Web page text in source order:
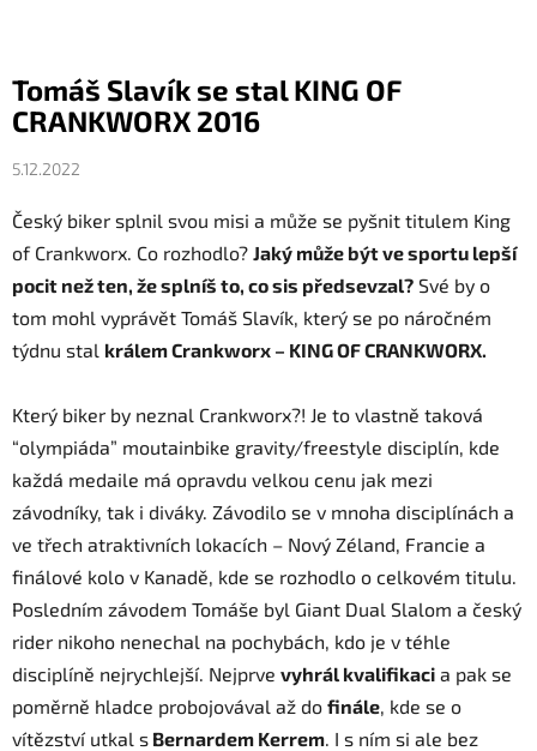
Tomáš Slavík se stal KING OF
CRANKWORX 2016
5.12.2022
Český biker splnil svou misi a může se pyšnit titulem King
of Crankworx. Co rozhodlo? Jaký může být ve sportu lepší
pocit než ten, že splníš to, co sis předsevzal? Své by o
tom mohl vyprávět Tomáš Slavík, který se po náročném
týdnu stal králem Crankworx – KING OF CRANKWORX.
Který biker by neznal Crankworx?! Je to vlastně taková
“olympiáda” moutainbike gravity/freestyle disciplín, kde
každá medaile má opravdu velkou cenu jak mezi
závodníky, tak i diváky. Závodilo se v mnoha disciplínách a
ve třech atraktivních lokacích – Nový Zéland, Francie a
finálové kolo v Kanadě, kde se rozhodlo o celkovém titulu.
Posledním závodem Tomáše byl Giant Dual Slalom a český
rider nikoho nenechal na pochybách, kdo je v téhle
disciplíně nejrychlejší. Nejprve vyhrál kvalifikaci a pak se
poměrně hladce probojovával až do finále, kde se o
vítězství utkal s Bernardem Kerrem. I s ním si ale bez